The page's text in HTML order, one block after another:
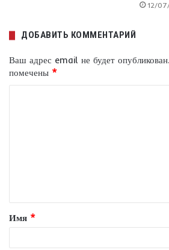
12/
ДОБАВИТЬ КОММЕНТАРИЙ
Ваш адрес email не будет опубликован.
помечены *
т
а
Имя *